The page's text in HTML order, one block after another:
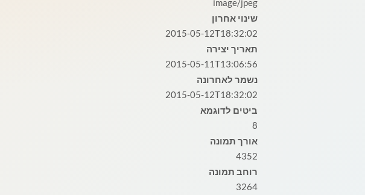
image/jpeg
שינוי אחרון
2015-05-12T18:32:02
תאריך יצירה
2015-05-11T13:06:56
נשמר לאחרונה
2015-05-12T18:32:02
ביטים לדוגמא
8
אורך תמונה
4352
רוחב תמונה
3264